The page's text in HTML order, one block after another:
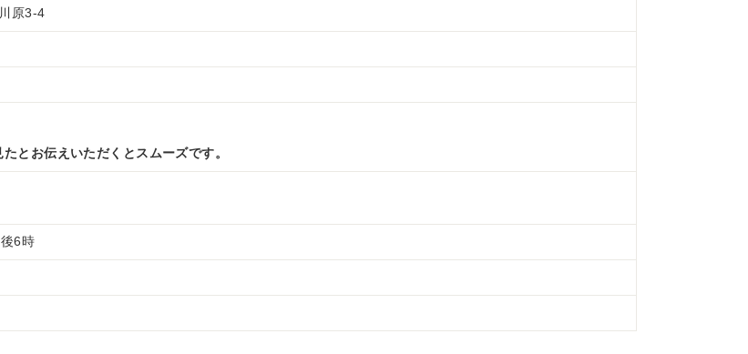
原3-4
とお伝えいただくとスムーズです。
6時